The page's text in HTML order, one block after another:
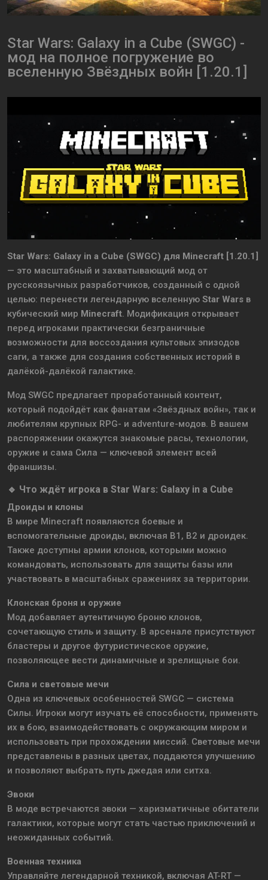
Star Wars: Galaxy in a Cube (SWGC) -
мод на полное погружение во
вселенную Звёздных войн [1.20.1]
Star Wars: Galaxy in a Cube (SWGC) для Minecraft [1.20.1]
— это масштабный и захватывающий мод от
русскоязычных разработчиков, созданный с одной
целью: перенести легендарную вселенную Star Wars в
кубический мир Minecraft. Модификация открывает
перед игроками практически безграничные
возможности для воссоздания культовых эпизодов
саги, а также для создания собственных историй в
далёкой-далёкой галактике.
Мод SWGC предлагает проработанный контент,
который подойдёт как фанатам «Звёздных войн», так и
любителям крупных RPG- и adventure-модов. В вашем
распоряжении окажутся знакомые расы, технологии,
оружие и сама Сила — ключевой элемент всей
франшизы.
🔹 Что ждёт игрока в Star Wars: Galaxy in a Cube
Дроиды и клоны
В мире Minecraft появляются боевые и
вспомогательные дроиды, включая B1, B2 и дроидек.
Также доступны армии клонов, которыми можно
командовать, использовать для защиты базы или
участвовать в масштабных сражениях за территории.
Клонская броня и оружие
Мод добавляет аутентичную броню клонов,
сочетающую стиль и защиту. В арсенале присутствуют
бластеры и другое футуристическое оружие,
позволяющее вести динамичные и зрелищные бои.
Сила и световые мечи
Одна из ключевых особенностей SWGC — система
Силы. Игроки могут изучать её способности, применять
их в бою, взаимодействовать с окружающим миром и
использовать при прохождении миссий. Световые мечи
представлены в разных цветах, поддаются улучшению
и позволяют выбрать путь джедая или ситха.
Эвоки
В моде встречаются эвоки — харизматичные обитатели
галактики, которые могут стать частью приключений и
неожиданных событий.
Военная техника
Управляйте легендарной техникой, включая AT-RT —